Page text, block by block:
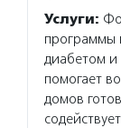
Услуги:
программы
диабетом
помогает
домов